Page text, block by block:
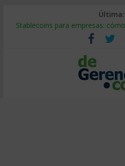
Última:
Stablecoins para empresas:
Despido silencioso: qué es y por
IA en selección de personal:
Trabajo forzoso en la cadena de
Mercado hispano de EE. UU.: